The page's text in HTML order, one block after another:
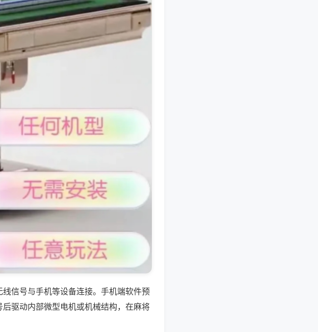
信号与手机等设备连接。手机端软件预
驱动内部微型电机或机械结构，在麻将